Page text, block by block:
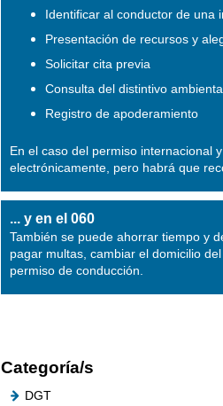
Identificar al conductor de una
Presentación de recursos y
Solicitar cita previa
Consulta del distintivo
Registro de apoderamiento
En el caso del permiso internacional
electrónicamente, pero habrá que
... y en el 060
También se puede ahorrar tiempo y
pagar multas, cambiar el domicilio
permiso de conducción.
Categoría/s
DGT